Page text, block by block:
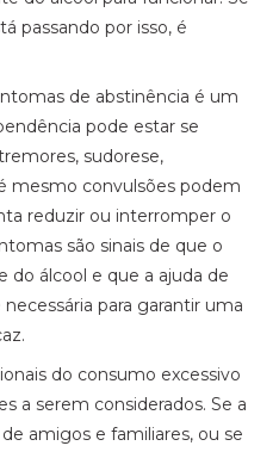
passando por isso, é
de abstinência é um
pode estar se
sudorese,
mesmo convulsões podem
reduzir ou interromper o
são sinais de que o
álcool e que a ajuda de
para garantir uma
do consumo excessivo
a serem considerados. Se a
amigos e familiares, ou se